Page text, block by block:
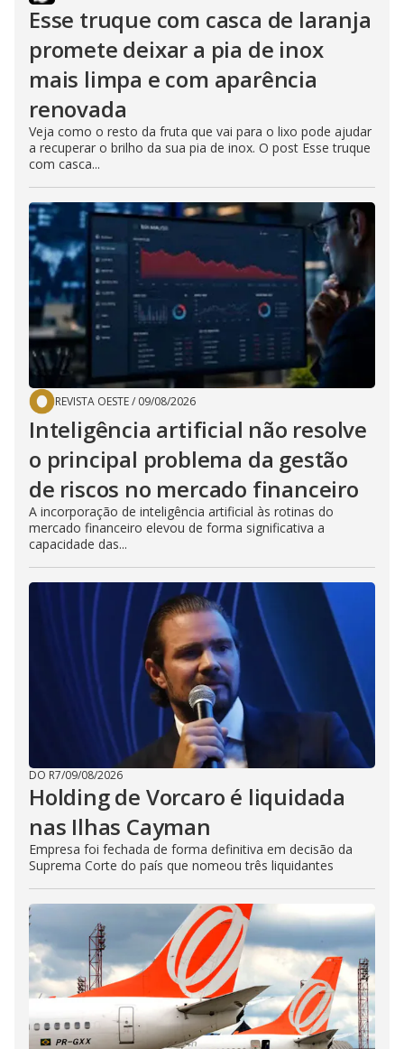
Esse truque com casca de laranja
promete deixar a pia de inox
mais limpa e com aparência
renovada
Veja como o resto da fruta que vai para o lixo pode ajudar
a recuperar o brilho da sua pia de inox. O post Esse truque
com casca...
REVISTA OESTE/ 09/08/2026
Inteligência artificial não resolve
o principal problema da gestão
de riscos no mercado financeiro
A incorporação de inteligência artificial às rotinas do
mercado financeiro elevou de forma significativa a
capacidade das...
DO R7/09/08/2026
Holding de Vorcaro é liquidada
nas Ilhas Cayman
Empresa foi fechada de forma definitiva em decisão da
Suprema Corte do país que nomeou três liquidantes